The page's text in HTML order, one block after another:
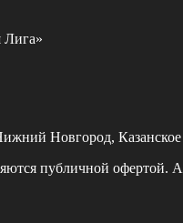
Новгород,
публичной офертой.